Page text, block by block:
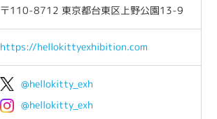
〒110-8712 東京都台東区上野公園13-9
https://hellokittyexhibition.com
@hellokitty_exh
@hellokitty_exh